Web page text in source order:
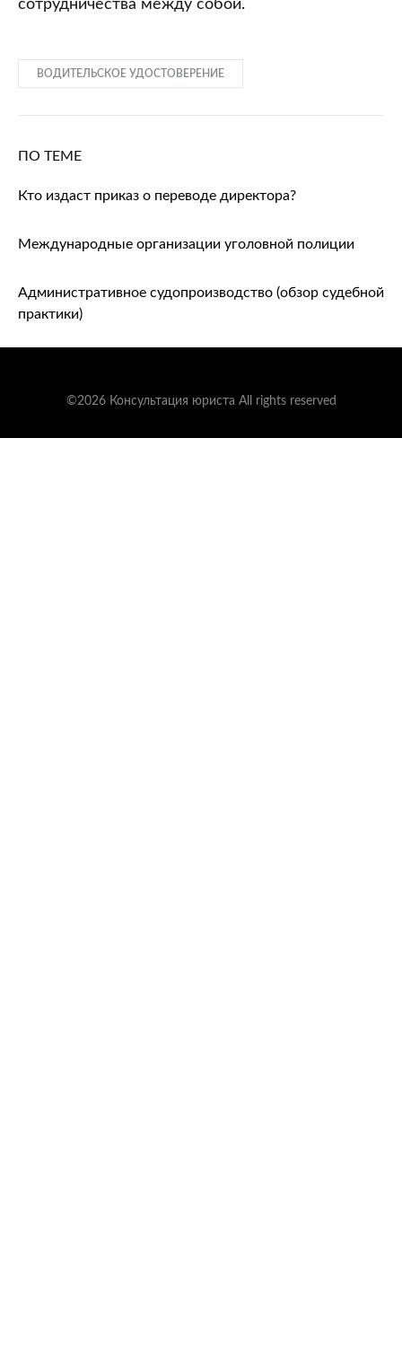
сотрудничества между собой.
ВОДИТЕЛЬСКОЕ УДОСТОВЕРЕНИЕ
ПО ТЕМЕ
Кто издаст приказ о переводе директора?
Международные организации уголовной полиции
Административное судопроизводство (обзор судебной
практики)
©2026 Консультация юриста All rights reserved